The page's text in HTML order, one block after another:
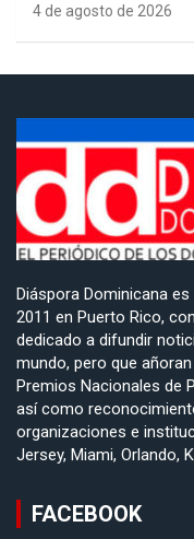
4 de agosto de 2026
Diáspora Dominicana
2011 en Puerto Rico,
dedicado a difundir
mundo, pero que
Premios Nacionales de
así como
organizaciones e
Jersey, Miami, Orlando,
FACEBOOK